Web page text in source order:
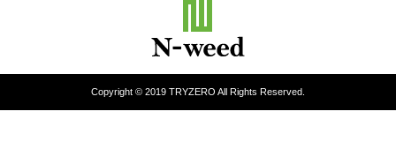
Copyright © 2019 TRYZERO All Rights Reserved.